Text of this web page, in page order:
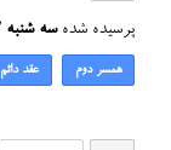
پرسیده شده سه شنبه ۳ شهریور ۱۳۹۴
همسر دوم عقد دائم